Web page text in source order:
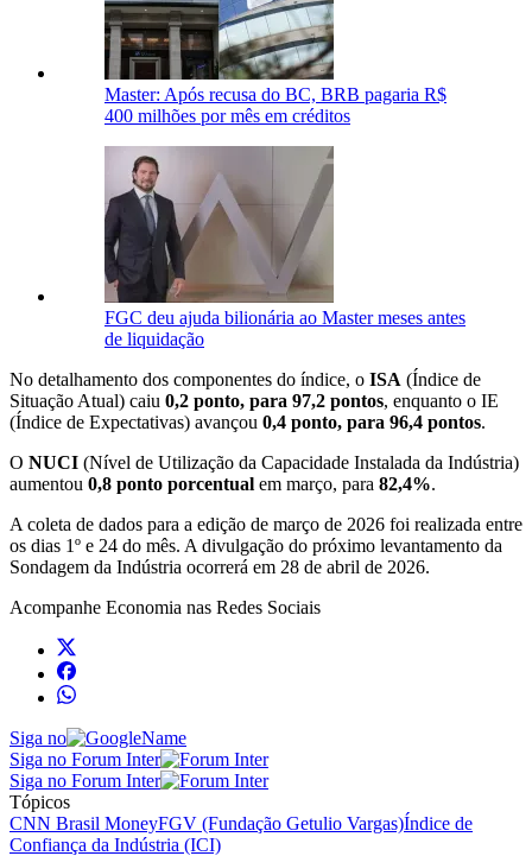
Master: Após recusa do BC, BRB pagaria R$
400 milhões por mês em créditos
FGC deu ajuda bilionária ao Master meses antes
de liquidação
No detalhamento dos componentes do índice, o ISA (Índice de
Situação Atual) caiu 0,2 ponto, para 97,2 pontos, enquanto o IE
(Índice de Expectativas) avançou 0,4 ponto, para 96,4 pontos.
O NUCI (Nível de Utilização da Capacidade Instalada da Indústria)
aumentou 0,8 ponto porcentual em março, para 82,4%.
A coleta de dados para a edição de março de 2026 foi realizada entre
os dias 1º e 24 do mês. A divulgação do próximo levantamento da
Sondagem da Indústria ocorrerá em 28 de abril de 2026.
Acompanhe Economia nas Redes Sociais
Siga no
Siga no Forum Inter
Siga no Forum Inter
Tópicos
CNN Brasil MoneyFGV (Fundação Getulio Vargas)Índice de
Confiança da Indústria (ICI)